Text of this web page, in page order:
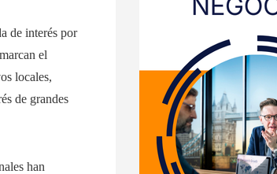
de interés por
el
locales,
de grandes
han